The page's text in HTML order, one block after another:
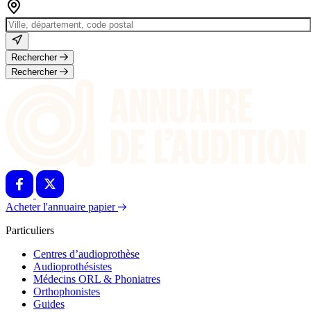
Rechercher
Rechercher
Acheter l'annuaire papier
Particuliers
Centres d’audioprothèse
Audioprothésistes
Médecins ORL & Phoniatres
Orthophonistes
Guides